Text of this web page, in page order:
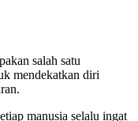
salah satu
mendekatkan diri
manusia selalu ingat